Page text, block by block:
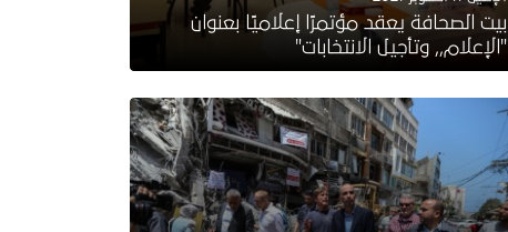
بيت الصحافة يعقد مؤتمرًا إعلاميًا بعنوان
"الإعلام,, وتأجيل الانتخابات"